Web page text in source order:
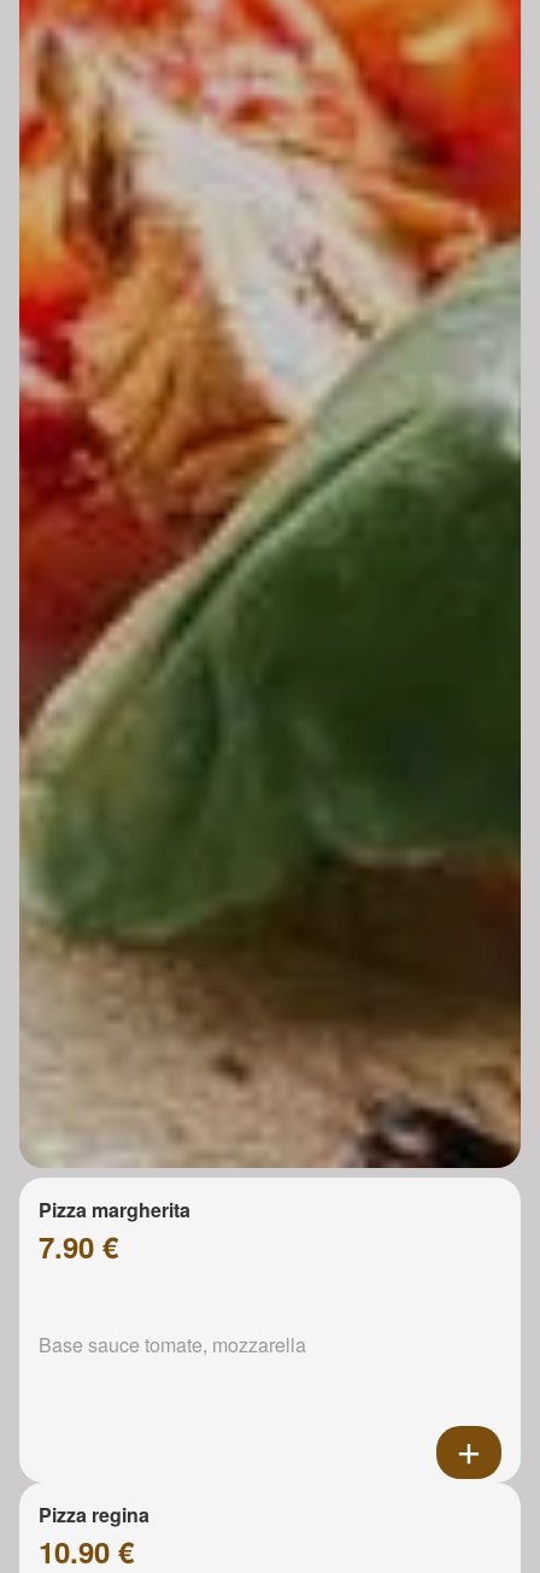
Pizza margherita
7.90 €
Base sauce tomate, mozzarella
Pizza regina
10.90 €